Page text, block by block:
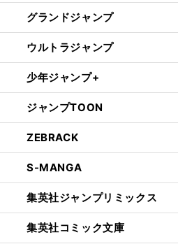
グランドジャンプ
ウルトラジャンプ
少年ジャンプ+
ジャンプTOON
ZEBRACK
S-MANGA
集英社ジャンプリミックス
集英社コミック文庫